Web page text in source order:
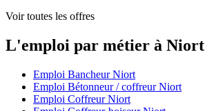
Voir toutes les offres
L'emploi par métier à Niort
Emploi Bancheur Niort
Emploi Bétonneur / coffreur Niort
Emploi Coffreur Niort